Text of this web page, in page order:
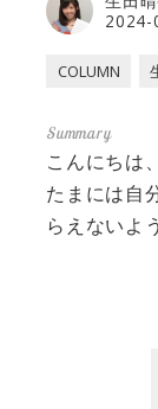
2024-
COLUMN
こんにちは
たまには自
らえないよ